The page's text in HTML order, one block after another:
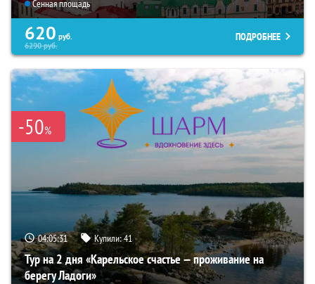
Сенная площадь
620 руб.
6290руб.
ПОДРОБНЕЕ
-50%
04:05:30 Купили:41
Тур на 2 дня «Карельское счастье — проживание на
берегу Ладоги»